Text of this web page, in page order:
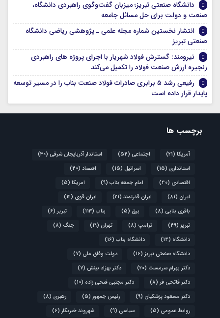
دانشگاه صنعتی تبریز؛ میزبان گفت‌وگوی راهبردی دانشگاه،
صنعت و دولت برای حل مسائل جامعه
انتشار نخستین شماره مجله علمی ـ پژوهشی ریاضی دانشگاه
صنعتی تبریز
نیرومند: گسترش فولاد شهریار با اجرای پروژه های راهبردی
زنجیره ارزش صنعت فولاد را تکمیل می‌کند
رفیعی رشد ۵ برابری صادرات فولاد صنعت بناب را در مسیر توسعه
پایدار قرار داده است
برچسب ها
آمریکا (21) اجتماعی (54) استاندار آذربایجان شرقی (30)
استانداری (15) اسرائیل (15) اقتصاد (40)
اقتصادی (40) امام جمعه بناب (9) امریکا (5)
ایران (81) ایران قدرتمند (21) ایران قوی (12)
باقری بنابی (8) برق (5) بناب (113) تبریر(6)
تبریز(49) ترامپ (8) تهران (19) جنگ (8)
دانشگاه (14) دانشگاه بناب (16)
دانشگاه صنعتی تبریز(16) دولت وفاق ملی (7)
دکتر بهرام سرمست (20) دکتر بهزاد بینش (7)
دکتر فاتحی فر(8) دکتر مجتبی فتحی زاده (10)
دکتر مسعود پزشکیان (9) رئیس جمهور(5) رهبری (8)
روابط عمومی (5) سیاسی (9) شهروند خبرنگار(6)